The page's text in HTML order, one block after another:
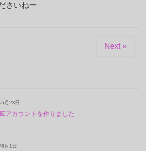
さいねー
Next »
月23日
アカウントを作りました
月1日